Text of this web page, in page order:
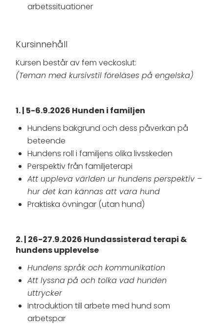
arbetssituationer
Kursinnehåll
Kursen består av fem veckoslut:
(Teman med kursivstil föreläses på engelska)
1. | 5-6.9.2026 Hunden i familjen
Hundens bakgrund och dess påverkan på
beteende
Hundens roll i familjens olika livsskeden
Perspektiv från familjeterapi
Att uppleva världen ur hundens perspektiv –
hur det kan kännas att vara hund
Praktiska övningar (utan hund)
2. | 26-27.9.2026 Hundassisterad terapi &
hundens upplevelse
Hundens språk och kommunikation
Att lyssna på och tolka vad hunden
uttrycker
Introduktion till arbete med hund som
arbetspar